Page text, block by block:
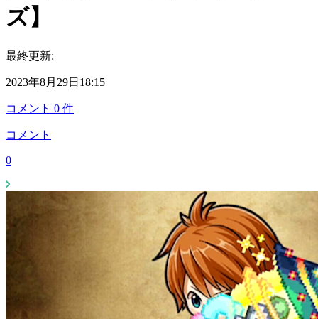
ズ】
最終更新:
2023年8月29日18:15
コメント 0 件
コメント
0